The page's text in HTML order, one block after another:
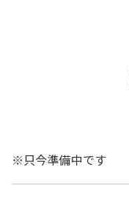
※只今準備中です